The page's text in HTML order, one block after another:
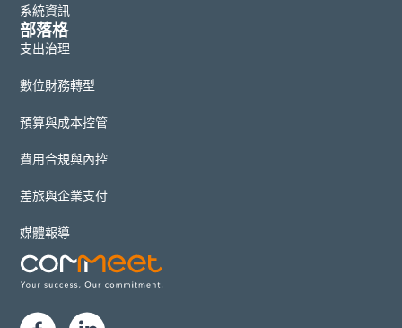
系統資訊
部落格
支出治理
數位財務轉型
預算與成本控管
費用合規與內控
差旅與企業支付
媒體報導